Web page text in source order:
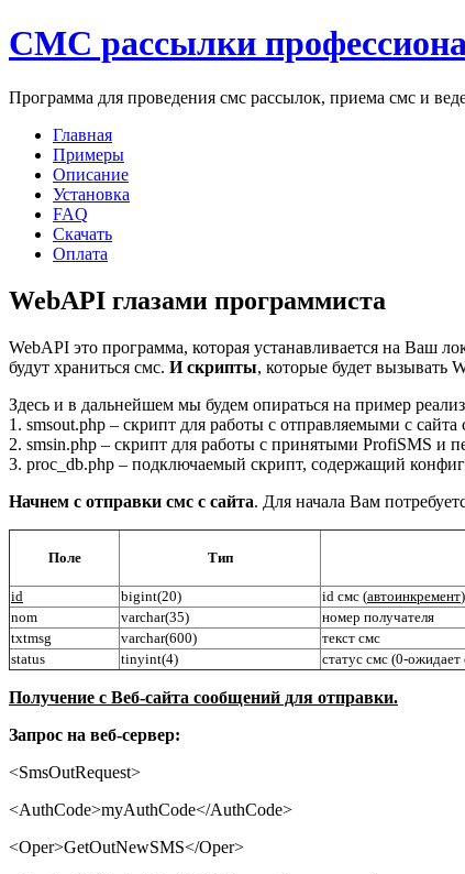
СМС рассылки
Программа для проведения смс рассылок, приема смс и
Главная
Примеры
Описание
Установка
FAQ
Скачать
Оплата
WebAPI глазами программиста
WebAPI это программа, которая устанавливается на
будут храниться смс. И скрипты, которые будет вызывать
Здесь и в дальнейшем мы будем опираться на пример
1. smsout.php – скрипт для работы с отправляемыми с сайта
2. smsin.php – скрипт для работы с принятыми ProfiSMS и
3. proc_db.php – подключаемый скрипт, содержащий
Начнем с отправки смс с сайта. Для начала Вам
Поле Тип
id bigint(20) id смс (автоинкремент)
nom
varchar(35)
номер получателя
txtmsg
varchar(600)
текст смс
status
tinyint(4) статус смс (0-
Получение c Веб-сайта сообщений для отправки.
Запрос на веб-сервер:
<SmsOutRequest>
<AuthCode>myAuthCode</AuthCode>
<Oper>GetOutNewSMS</Oper>